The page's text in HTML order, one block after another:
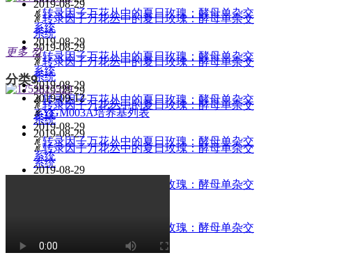
2019-08-29
ꄅ 转录因子万花丛中的夏日玫瑰：酵母单杂交
系统
2019-08-29
ꄅ 转录因子万花丛中的夏日玫瑰：酵母单杂交
系统
2019-08-29
ꄅ 转录因子万花丛中的夏日玫瑰：酵母单杂交
系统
2019-08-29
ꄅ 转录因子万花丛中的夏日玫瑰：酵母单杂交
系统
ꄅ 转录因子万花丛中的夏日玫瑰：酵母单杂交
系统
2019-08-29
ꄅ 转录因子万花丛中的夏日玫瑰：酵母单杂交
系统
2019-08-29
ꄅ 转录因子万花丛中的夏日玫瑰：酵母单杂交
系统
更多 낑
分类9
2019-09-12
ꄅ YGM003A培养基列表
2019-08-29
ꄅ 转录因子万花丛中的夏日玫瑰：酵母单杂交
系统
2019-08-29
转录因子万花丛中的夏日玫瑰：酵母单杂交
转录因子万花丛中的夏日玫瑰：酵母单杂交
系统
YGM003A培养基列表
2019-08-29